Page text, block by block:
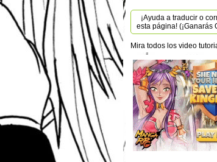
¡Ayuda a traducir o
esta página! (¡Ganarás
Mira todos los video